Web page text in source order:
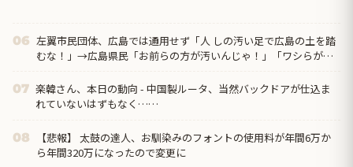
06 左翼市民団体、広島では通用せず「人 しの汚い足で広島の土を踏
むな！」→広島県民「お前らの方が汚いんじゃ！」「ワシらが広
07 楽韓さん、本日の動向 - 中国製ルータ、当然バックドアが仕込ま
れていないはずもなく……
08
【悲報】 太鼓の達人、お馴染みのフォントの使用料が年間6万か
ら年間320万になったので変更に